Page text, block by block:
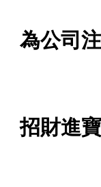
為公司
招財進